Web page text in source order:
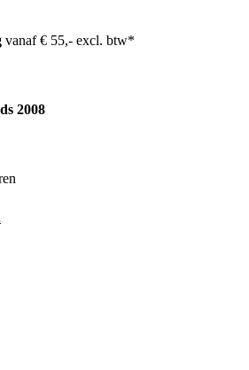
vanaf € 55,- excl. btw*
2008